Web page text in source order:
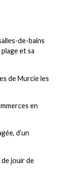
de-bains
et sa
de Murcie les
en
d’un
jouir de